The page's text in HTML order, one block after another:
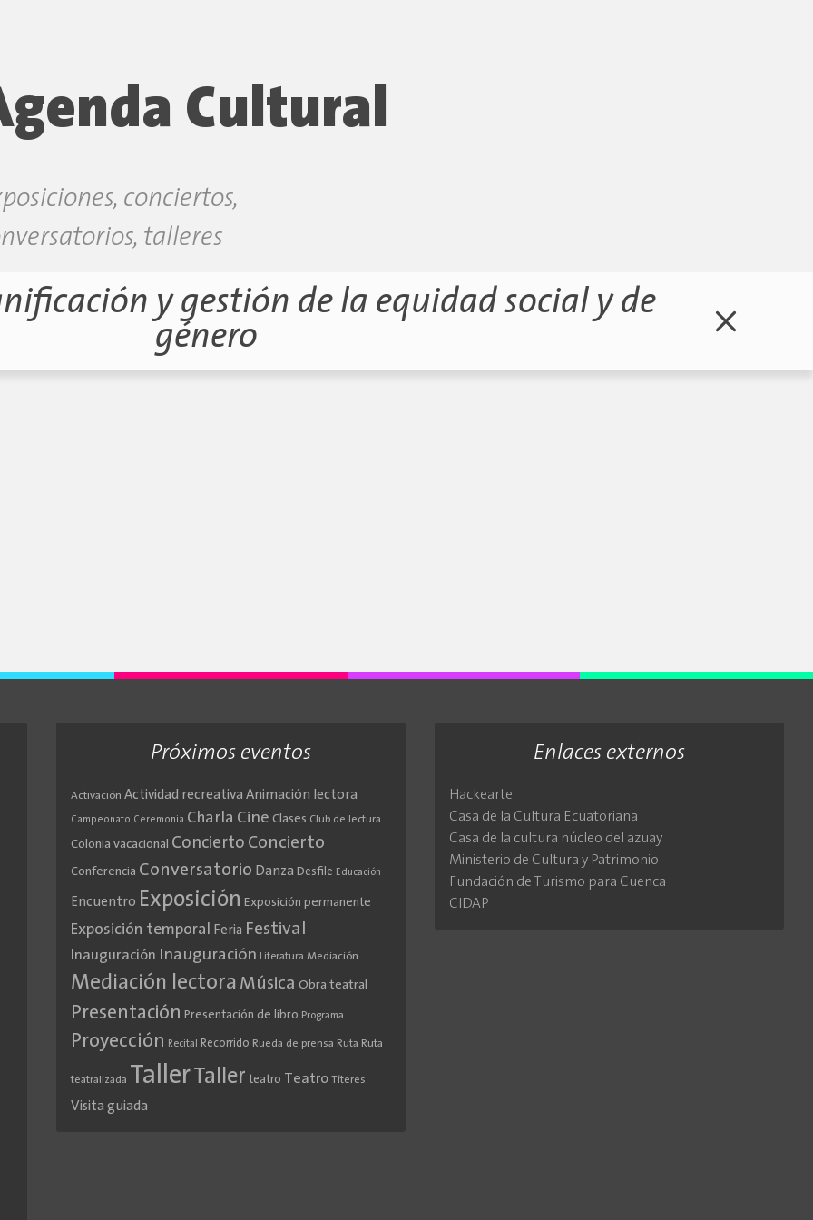
Cultural
conciertos,
talleres
y gestión de la equidad social y de
género
Próximos eventos
Activación Actividad recreativa Animación lectora
Campeonato Ceremonia Charla Cine Clases Club de lectura
Colonia vacacional Concierto Concierto
Conferencia Conversatorio Danza Desfile Educación
Encuentro Exposición Exposición permanente
Exposición temporal Feria Festival
Inauguración Inauguración Literatura Mediación
Mediación lectora Música Obra teatral
Presentación Presentación de libro Programa
Proyección Recital Recorrido Rueda de prensa Ruta Ruta
teatralizada TallerTaller teatro Teatro Títeres
Visita guiada
Enlaces externos
Hackearte
Casa de la Cultura Ecuatoriana
Casa de la cultura núcleo del azuay
Ministerio de Cultura y Patrimonio
Fundación de Turismo para Cuenca
CIDAP